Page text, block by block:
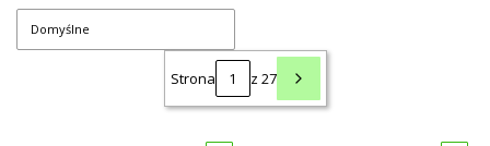
Domyślne
Strona z 27